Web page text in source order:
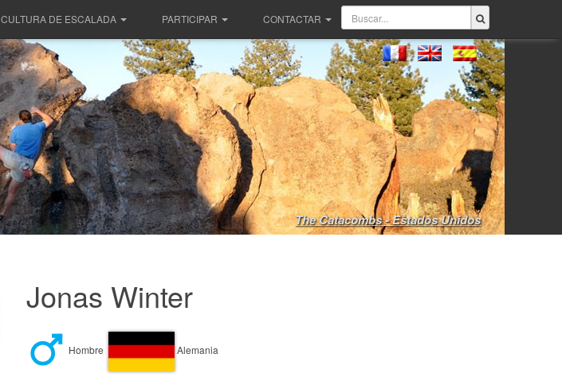
CULTURA DE ESCALADA PARTICIPAR CONTACTAR
The Catacombs - Estados Unidos
Jonas Winter
Hombre Alemania